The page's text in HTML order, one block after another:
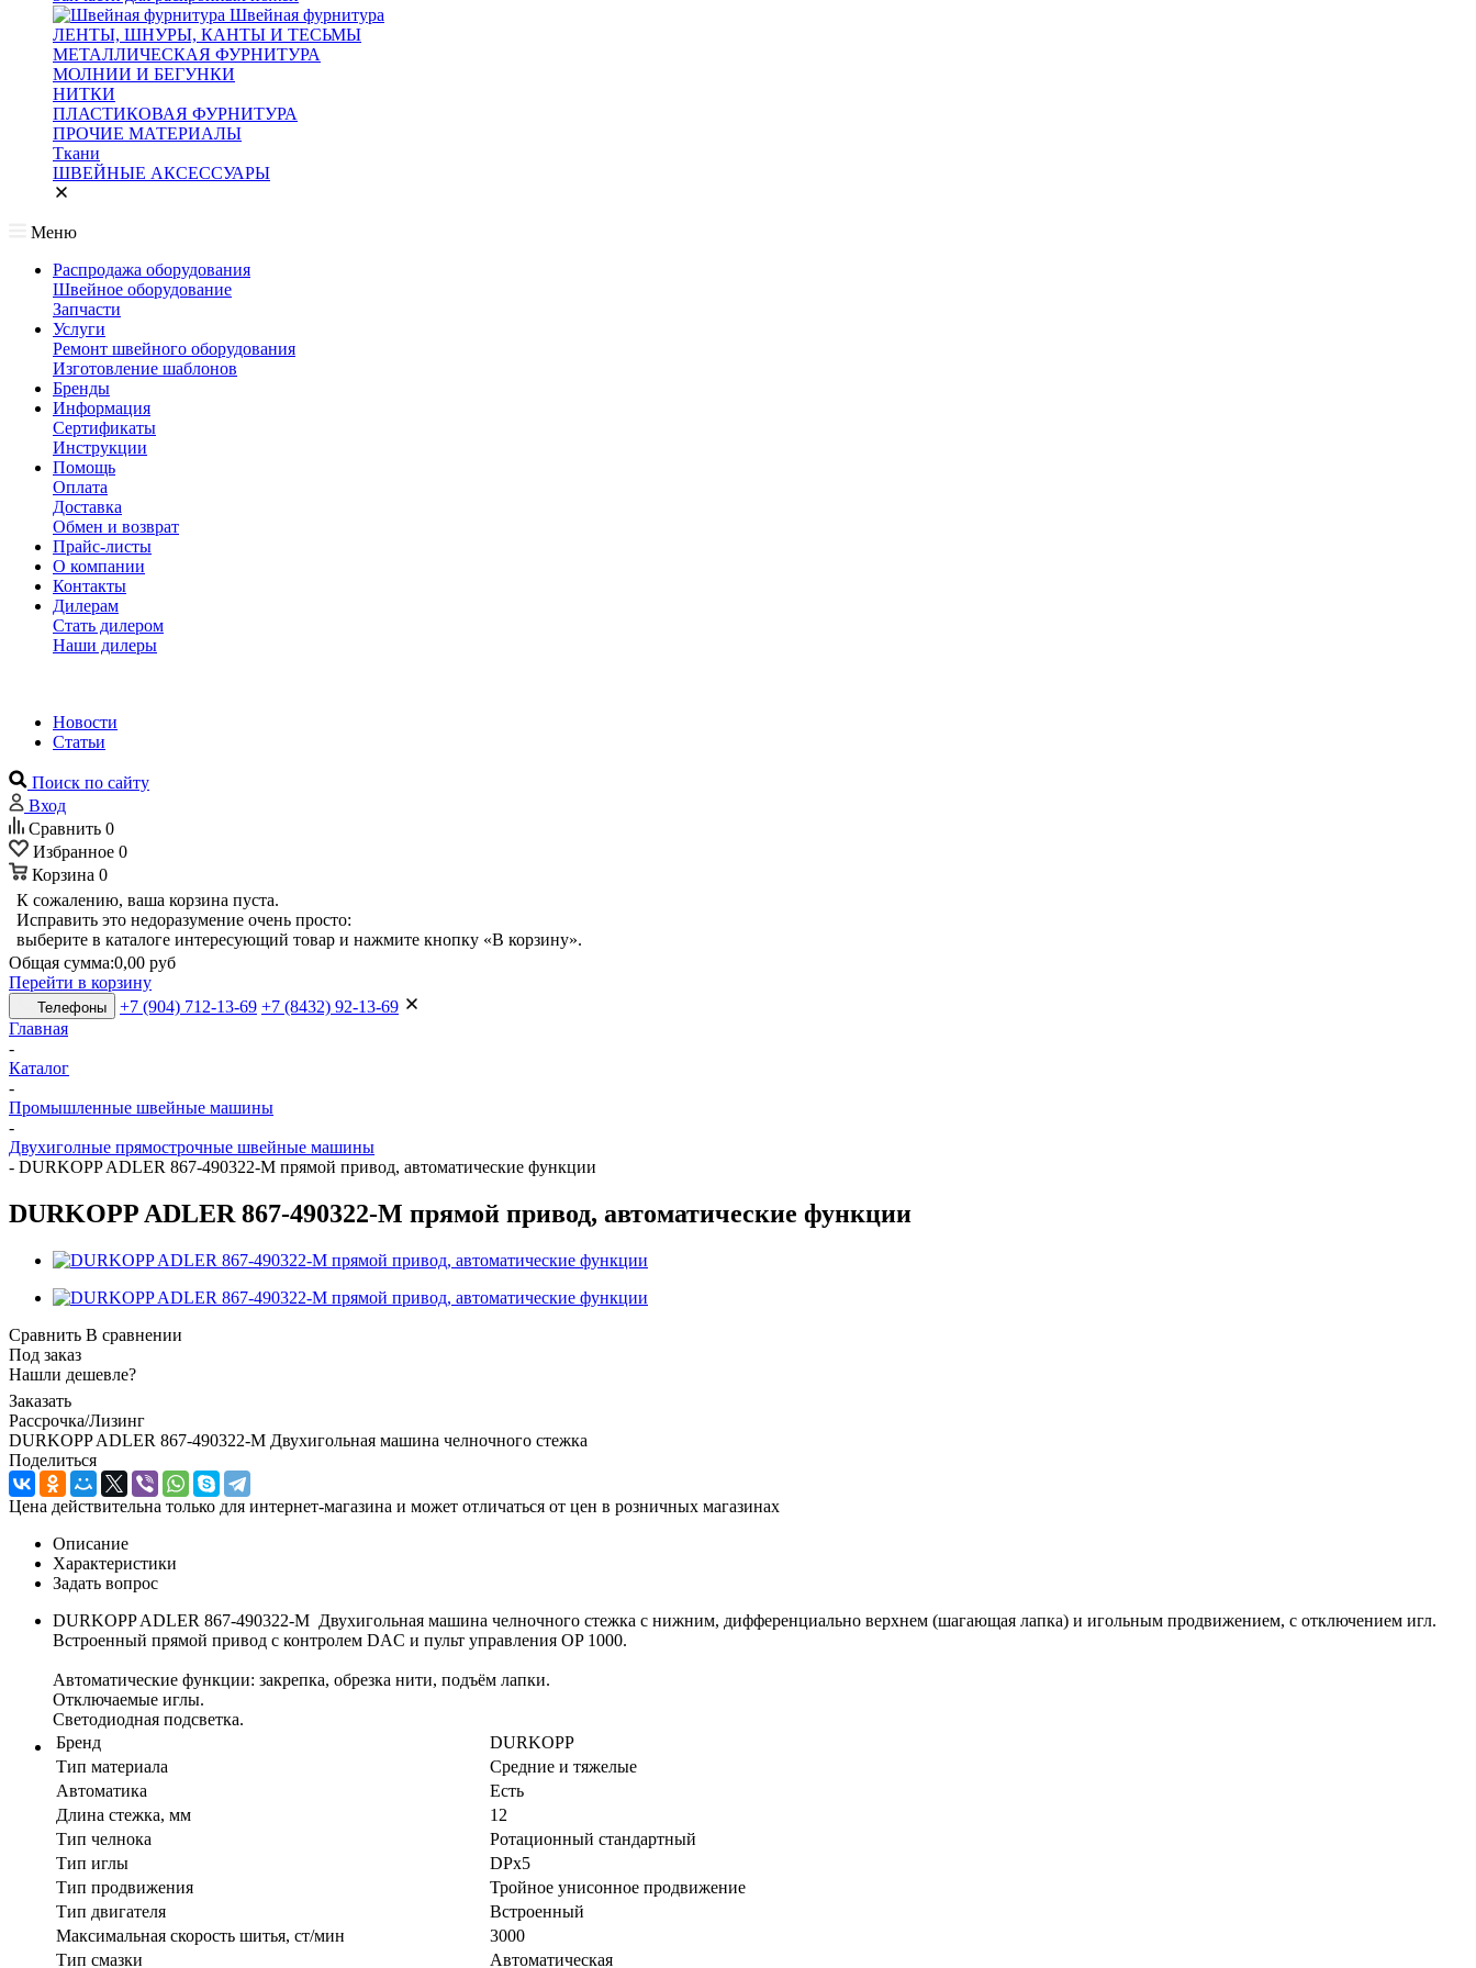
Швейная фурнитура
ЛЕНТЫ, ШНУРЫ, КАНТЫ И ТЕСЬМЫ
МЕТАЛЛИЧЕСКАЯ ФУРНИТУРА
МОЛНИИ И БЕГУНКИ
НИТКИ
ПЛАСТИКОВАЯ ФУРНИТУРА
ПРОЧИЕ МАТЕРИАЛЫ
Ткани
ШВЕЙНЫЕ АКСЕССУАРЫ
Меню
Распродажа оборудования
Швейное оборудование
Запчасти
Услуги
Ремонт швейного оборудования
Изготовление шаблонов
Бренды
Информация
Сертификаты
Инструкции
Помощь
Оплата
Доставка
Обмен и возврат
Прайс-листы
О компании
Контакты
Дилерам
Стать дилером
Наши дилеры
Новости
Статьи
Поиск по сайту
Вход
Сравнить 0
Избранное 0
Корзина 0
К сожалению, ваша корзина пуста.
Исправить это недоразумение очень просто:
выберите в каталоге интересующий товар и нажмите кнопку «В корзину».
Общая сумма:0,00 руб
Перейти в корзину
Телефоны +7 (904) 712-13-69 +7 (8432) 92-13-69
Главная
-
Каталог
-
Промышленные швейные машины
-
Двухиголные прямострочные швейные машины
- DURKOPP ADLER 867-490322-М прямой привод, автоматические функции
DURKOPP ADLER 867-490322-М прямой привод, автоматические функции
Сравнить В сравнении
Под заказ
Нашли дешевле?
Заказать
Рассрочка/Лизинг
DURKOPP ADLER 867-490322-М Двухигольная машина челночного стежка
Поделиться
Цена действительна только для интернет-магазина и может отличаться от цен в розничных магазинах
Описание
Характеристики
Задать вопрос
DURKOPP ADLER 867-490322-М Двухигольная машина челночного стежка с нижним, дифференциально верхнем (шагающая лапка) и игольным продвижением, с отключением игл.
Встроенный прямой привод с контролем DAC и пульт управления OP 1000.
Автоматические функции: закрепка, обрезка нити, подъём лапки.
Отключаемые иглы.
Светодиодная подсветка.
Бренд
DURKOPP
Тип материала
Средние и тяжелые
Автоматика
Есть
Длина стежка, мм
12
Тип челнока
Ротационный стандартный
Тип иглы
DPx5
Тип продвижения
Тройное унисонное продвижение
Тип двигателя
Встроенный
Максимальная скорость шитья, ст/мин
3000
Тип смазки
Автоматическая